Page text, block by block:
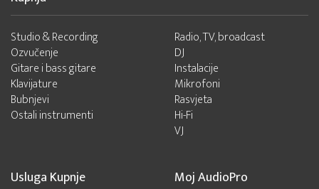
Studio & Recording
Ozvučenje
Gitare i bass gitare
Klavijature
Bubnjevi
Ostali instrumenti
Radio, TV, broadcast
DJ
Instalacije
Mikrofoni
Rasvjeta
Hi-Fi
VJ
Usluga Kupnje Moj AudioPro